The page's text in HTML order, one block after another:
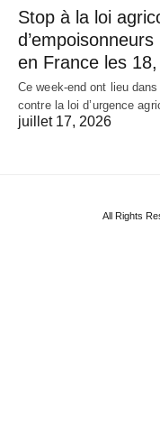
Stop à la loi
en France les
Ce week-end ont lieu
contre la loi d’urgence
juillet 17, 2026
All Rights